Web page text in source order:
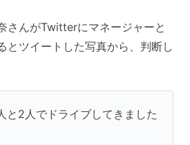
さんがTwitterにマネージャーと
とツイートした写真から、判断し
と2人でドライブしてきました